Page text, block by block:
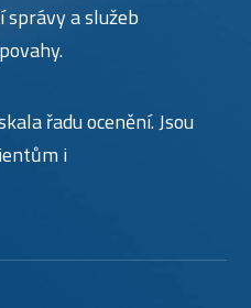
a služeb
řadu ocenění. Jsou
i